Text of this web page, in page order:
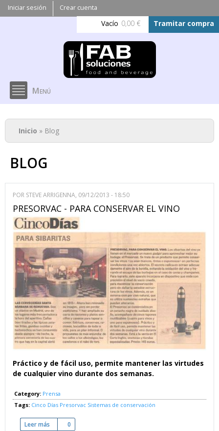
Pasar al
contenido
principal
Iniciar sesión Crear cuenta
Vacío 0,00 € Tramitar compra
Menú
Se encuentra usted aquí
Inicio » Blog
BLOG
POR STEVE ARRIGENNA, 09/12/2013 - 18:50
PRESORVAC - PARA CONSERVAR EL VINO
Práctico y de fácil uso, permite mantener las virtudes
de cualquier vino durante dos semanas.
Category: Prensa
Tags: Cinco Días Presorvac Sistemas de conservación
Leer más sobre Presorvac - Para conservar el vino
0